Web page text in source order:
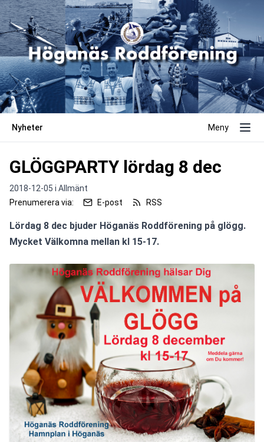
Nyheter Meny
GLÖGGPARTY lördag 8 dec
2018-12-05 i Allmänt
Prenumerera via:
E-post RSS
Lördag 8 dec bjuder Höganäs Roddförening på glögg.
Mycket Välkomna mellan kl 15-17.